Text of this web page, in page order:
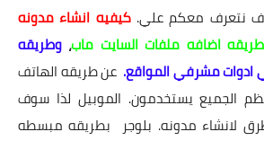
نتعرف معكم علي.كيفيه انشاء مدونه
اضافه ملفات السايت ماب، وطريقه
ادوات مشرفي المواقع. عن طريقه الهاتف
معظم الجميع يستخدمون. الموبيل لذا سوف
لانشاء مدونه. بلوجر بطريقه مبسطه